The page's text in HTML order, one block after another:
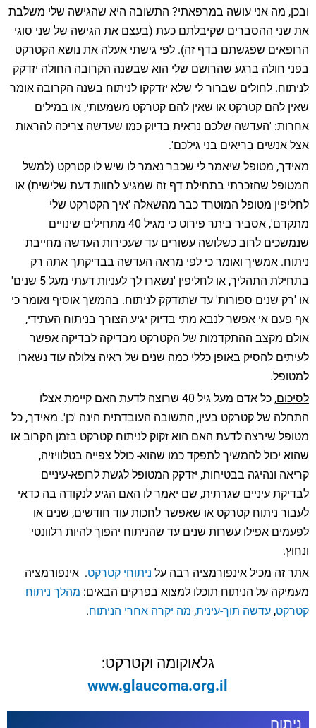
ובכן, מה אני עושה במרפאתי? התשובה היא שהגישה שלי משלבת
את שני ההסברים שקיבלתם כעת (בעצם את הגישה של שני סוגי
הרופאים שפגשתם בדף זה). לפי גישתי אעלה את נושא הקטרקט
בפני חולה ברגע שהרושם שלי הוא שבשנה הקרובה החולה יזדקק
לניתוח. לחולים שברור לי שלא יזדקקו לניתוח בשנה הקרובה אומר
שאין להם קטרקט או שאין להם קטרקט משמעותי, או במילים
אחרות: 'העדשה שלכם נראית בדיוק כמו שעדשה צריכה להראות
אצל אנשים בריאים בני גילכם'.
מאידך, מטופל שיאמר לי שכבר נאמר לו שיש לו קטרקט (למשל
המטופל שהזכרתי בתחילת דף זה שמגיע לחוות דעת שלישית) או
לחליפין מטופל המוטרד כבר מהשאלה 'איך הקטרקט שלי
מתקדם', אסביר ביתר פירוט כי מגיל 40 מתחילים שינויים
שנמשכים לרוב כשלושה עשורים עד שעכירות העדשה מחייבת
ניתוח. אמשיך ואומר כי לפי מראה העדשה בבדיקתך אתה רק
בתחילת התהליך, או לחליפין 'נשארו לך לעניות דעתי מעל 5 שנים'
או 'רק שנים ספורות' עד שתזדקק לניתוח. בהמשך אוסיף ואומר כי
אף פעם אי אפשר לנבא מתי בדיוק יגיע הצורך בניתוח העתידי,
אולם מקצב ההתקדמות של הקטרקט מבדיקה לבדיקה אפשר
לעיתים להסיק באופן כללי כמה שנים של ראיה צלולה עוד נשארו
למטופל.
לסיכום
, כל אדם מעל גיל 40 שרוצה לדעת האם קיימת אצלו
התחלה של קטרקט בעין, התשובה העובדתית הינה 'כן'. מאידך, כל
מטופל שירצה לדעת האם הוא זקוק לניתוח קטרקט בזמן הקרוב או
שהוא יכול להמשיך לתפקד כמו שהוא- כולל צפייה בטלוויזיה,
קריאה ונהיגה בבטיחות, יזדקק המטופל לגשת לרופא-עיניים
לבדיקת עיניים שגרתית, שם יאמר לו האם הגיע לנקודה בה כדאי
לעבור ניתוח קטרקט או שאפשר לחכות עוד חודשים, שנים או
לפעמים אפילו עשרות שנים עד שהניתוח יהפוך להיות רלוונטי
ונחוץ.
אתר זה מכיל אינפורמציה רבה על ניתוחי קטרקט. אינפורמציה
מעמיקה על הניתוח תוכלו למצוא בפרקים הבאים: מהלך ניתוח
קטרקט,עדשה תוך-עינית, מה יקרה אחרי הניתוח.
גלאוקומה וקטרקט:
www.glaucoma.org.il
ניתוח